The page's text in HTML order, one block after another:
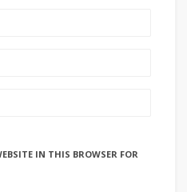
IN THIS BROWSER FOR